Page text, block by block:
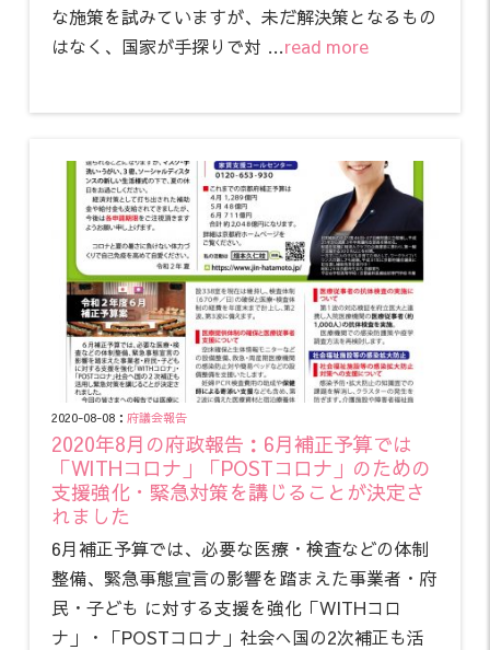
な施策を試みていますが、未だ解決策となるもの
はなく、国家が手探りで対 …read more
2020-08-08：府議会報告
2020年8月の府政報告：6月補正予算では
「WITHコロナ」「POSTコロナ」のための
支援強化・緊急対策を講じることが決定さ
れました
6月補正予算では、必要な医療・検査などの体制
整備、緊急事態宣言の影響を踏まえた事業者・府
民・子ども に対する支援を強化「WITHコロ
ナ」・「POSTコロナ」社会へ国の2次補正も活